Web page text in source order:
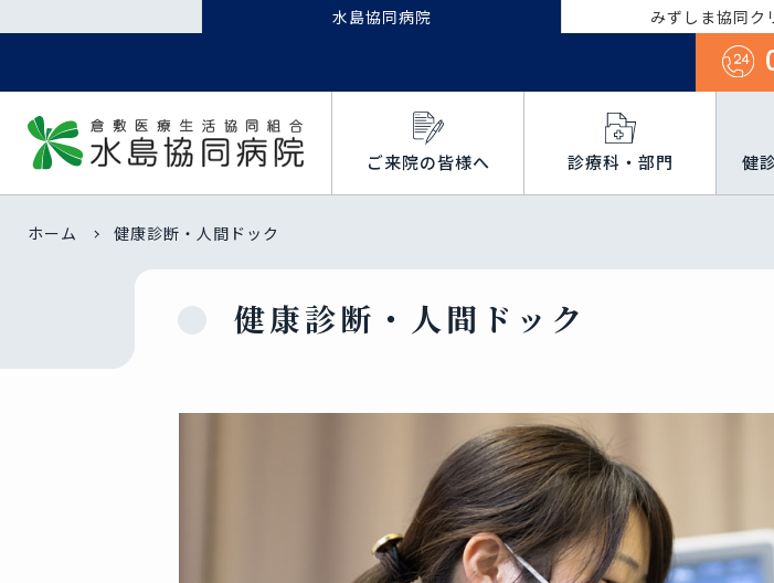
水島協同病院 みずしま協同ク
ご来院の皆様へ 診療科・部門 健
ホーム 健康診断・人間ドック
健康診断・人間ドック